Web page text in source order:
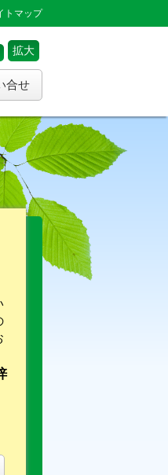
トマップ
拡大
合せ